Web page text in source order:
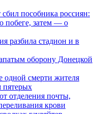
пособника россиян:
побеге, затем — о
разбила стадион и в
оборону Донецкой
смерти жителя
пятерых
отделения почты,
крови